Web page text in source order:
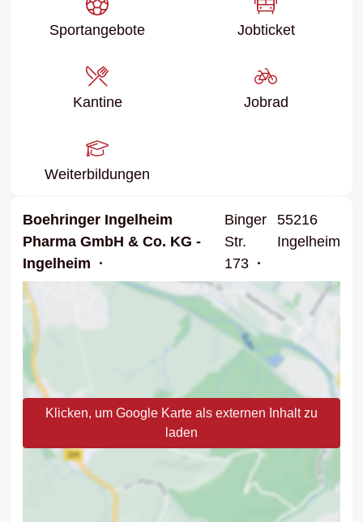
Sport­angebote Jobticket
Kantine Jobrad
Weiter­bildungen
Boehringer Ingelheim
Pharma GmbH & Co. KG -
Ingelheim
Binger
Str.
173
55216
Ingelheim
Klicken, um Google Karte als externen Inhalt zu
laden